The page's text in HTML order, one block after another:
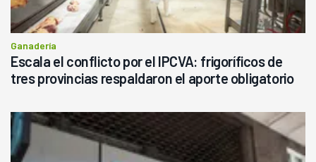
Ganadería
Escala el conflicto por el IPCVA: frigoríficos de
tres provincias respaldaron el aporte obligatorio